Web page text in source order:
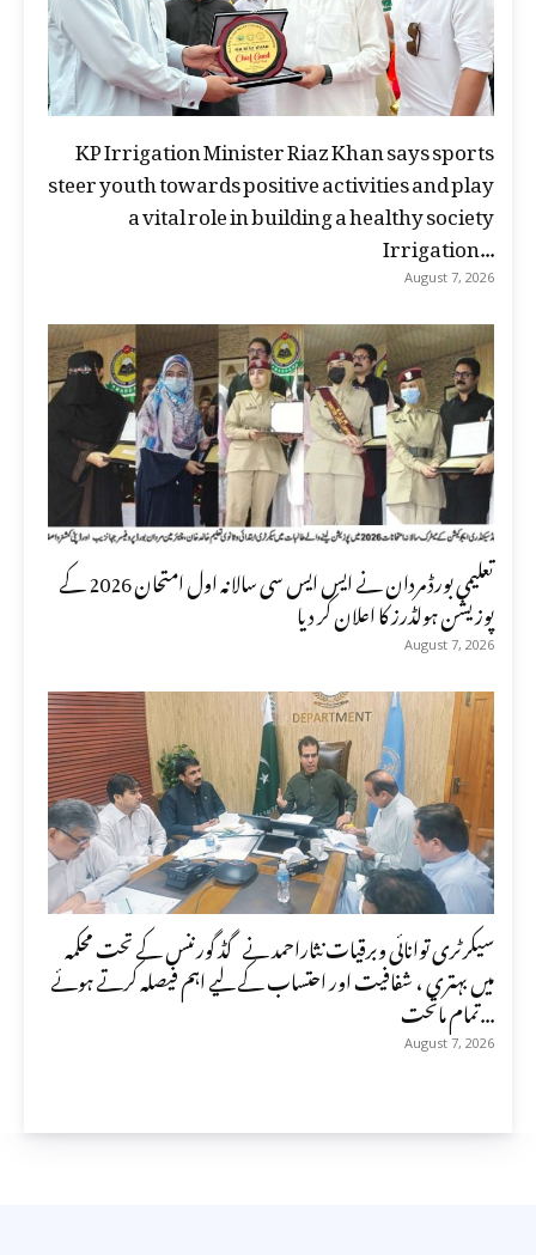
KP Irrigation Minister Riaz Khan says sports
steer youth towards positive activities and play
a vital role in building a healthy society
Irrigation...
August 7, 2026
تعلیمی بورڈ مردان نے ایس ایس سی سالانہ اول امتحان 2026 کے
پوزیشن ہولڈرز کا اعلان کر دیا
August 7, 2026
سیکرٹری توانائی وبرقیات نثاراحمد نے گڈ گورننس کے تحت محکمہ
میں بہتری ، شفافیت اور احتساب کے لیے اہم فیصلہ کرتے ہوئے
تمام ماتحت...
August 7, 2026